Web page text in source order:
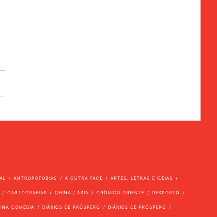
ANTROPOFOBIAS A OUTRA FACE ARTES, LETRAS E IDEIAS
CARTOGRAFIAS CHINA / ÁSIA CRÓNICO ORIENTE DESPORTO
COMÉDIA DIÁRIOS DE PRÓSPERO DIÁRIOS DE PRÓSPERO